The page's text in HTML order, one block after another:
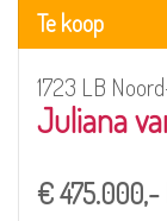
Te koop
1723 LB
Juliana
€ 475.000,-